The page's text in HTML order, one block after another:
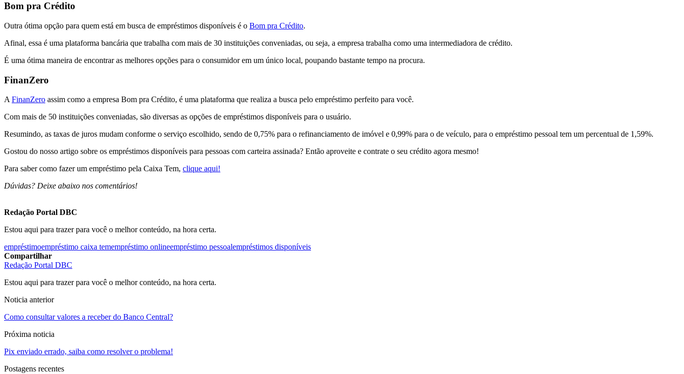
Bom pra Crédito
Outra ótima opção para quem está em busca de empréstimos disponíveis é o Bom pra Crédito.
Afinal, essa é uma plataforma bancária que trabalha com mais de 30 instituições conveniadas, ou seja, a empresa trabalha como uma intermediadora de crédito.
É uma ótima maneira de encontrar as melhores opções para o consumidor em um único local, poupando bastante tempo na procura.
FinanZero
A FinanZero assim como a empresa Bom pra Crédito, é uma plataforma que realiza a busca pelo empréstimo perfeito para você.
Com mais de 50 instituições conveniadas, são diversas as opções de empréstimos disponíveis para o usuário.
Resumindo, as taxas de juros mudam conforme o serviço escolhido, sendo de 0,75% para o refinanciamento de imóvel e 0,99% para o de veículo, para o empréstimo pessoal tem um percentual de 1,59%.
Gostou do nosso artigo sobre os empréstimos disponíveis para pessoas com carteira assinada? Então aproveite e contrate o seu crédito agora mesmo!
Para saber como fazer um empréstimo pela Caixa Tem, clique aqui!
Dúvidas? Deixe abaixo nos comentários!
Redação Portal DBC
Estou aqui para trazer para você o melhor conteúdo, na hora certa.
empréstimoempréstimo caixa temempréstimo onlineempréstimo pessoalempréstimos disponíveis
Compartilhar
Redação Portal DBC
Estou aqui para trazer para você o melhor conteúdo, na hora certa.
Noticia anterior
Como consultar valores a receber do Banco Central?
Próxima noticia
Pix enviado errado, saiba como resolver o problema!
Postagens recentes